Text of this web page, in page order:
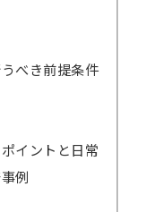
べき前提条件
イントと日常
例